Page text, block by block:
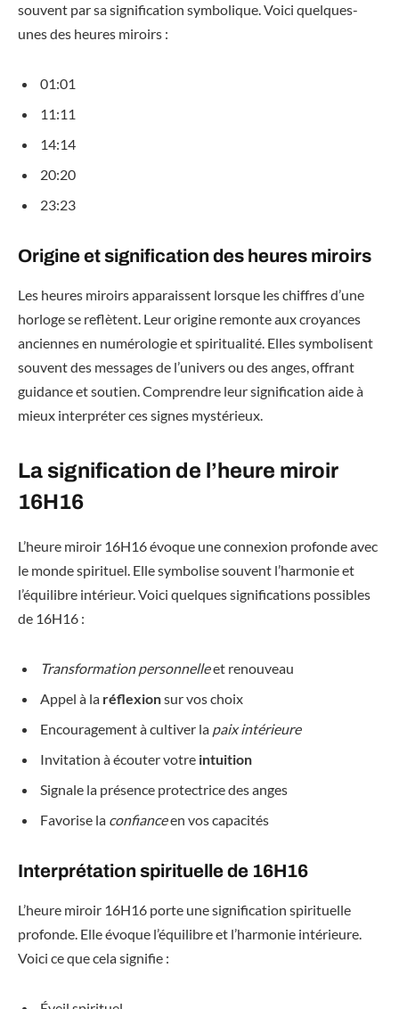
souvent par sa signification symbolique. Voici quelques-
unes des heures miroirs :
01:01
11:11
14:14
20:20
23:23
Origine et signification des heures miroirs
Les heures miroirs apparaissent lorsque les chiffres d’une
horloge se reflètent. Leur origine remonte aux croyances
anciennes en numérologie et spiritualité. Elles symbolisent
souvent des messages de l’univers ou des anges, offrant
guidance et soutien. Comprendre leur signification aide à
mieux interpréter ces signes mystérieux.
La signification de l’heure miroir
16H16
L’heure miroir 16H16 évoque une connexion profonde avec
le monde spirituel. Elle symbolise souvent l’harmonie et
l’équilibre intérieur. Voici quelques significations possibles
de 16H16 :
Transformation personnelleet renouveau
Appel à la réflexionsur vos choix
Encouragement à cultiver la paix intérieure
Invitation à écouter votre intuition
Signale la présence protectrice des anges
Favorise la confianceen vos capacités
Interprétation spirituelle de 16H16
L’heure miroir 16H16 porte une signification spirituelle
profonde. Elle évoque l’équilibre et l’harmonie intérieure.
Voici ce que cela signifie :